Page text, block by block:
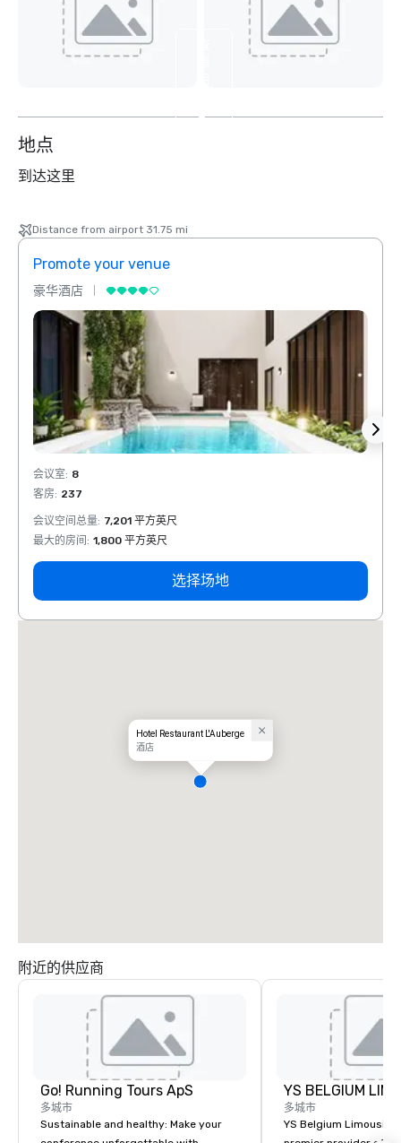
2
地点
到达这里
Distance from airport 31.75 mi
Promote your venue
豪华酒店
会议室: 8
客房: 237
会议空间总量: 7,201 平方英尺
最大的房间 : 1,800 平方英尺
选择场地
Hotel Restaurant L'Auberge
酒店
附近的供应商
Go! Running Tours ApS
多城市
Sustainable and healthy: Make your
多城市
YS Belgium